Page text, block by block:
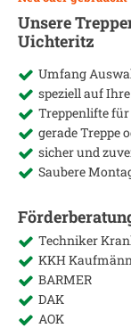
Unsere
Uichteritz
Umfang
speziell auf
Treppenlifte für
gerade Treppe
sicher und
Saubere
Techniker
KKH
BARMER
DAK
AOK